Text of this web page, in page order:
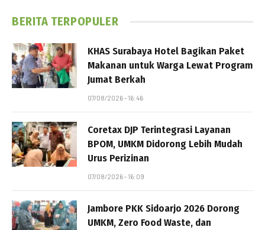
BERITA TERPOPULER
KHAS Surabaya Hotel Bagikan Paket
Makanan untuk Warga Lewat Program
Jumat Berkah
07/08/2026 - 16:46
Coretax DJP Terintegrasi Layanan
BPOM, UMKM Didorong Lebih Mudah
Urus Perizinan
07/08/2026 - 16:09
Jambore PKK Sidoarjo 2026 Dorong
UMKM, Zero Food Waste, dan